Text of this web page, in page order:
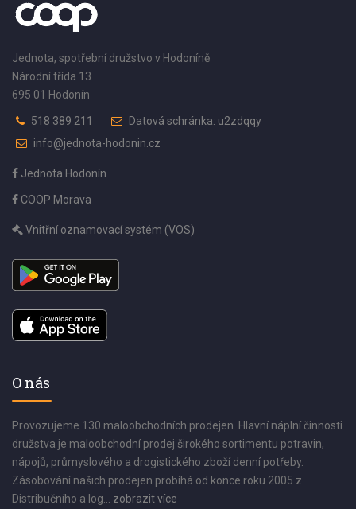
Jednota, spotřební družstvo v Hodoníně
Národní třída 13
695 01 Hodonín
518 389 211
Datová schránka: u2zdqqy
info@jednota-hodonin.cz
Jednota Hodonín
COOP Morava
Vnitřní oznamovací systém (VOS)
O nás
Provozujeme 130 maloobchodních prodejen. Hlavní náplní činnosti
družstva je maloobchodní prodej širokého sortimentu potravin,
nápojů, průmyslového a drogistického zboží denní potřeby.
Zásobování našich prodejen probíhá od konce roku 2005 z
Distribučního a log... zobrazit více